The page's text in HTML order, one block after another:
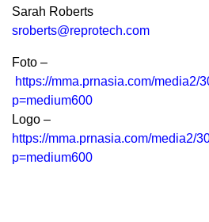
Sarah Roberts
sroberts@reprotech.com
Foto –
https://mma.prnasia.com/
p=medium600
Logo –
https://mma.prnasia.com/media2/
p=medium600